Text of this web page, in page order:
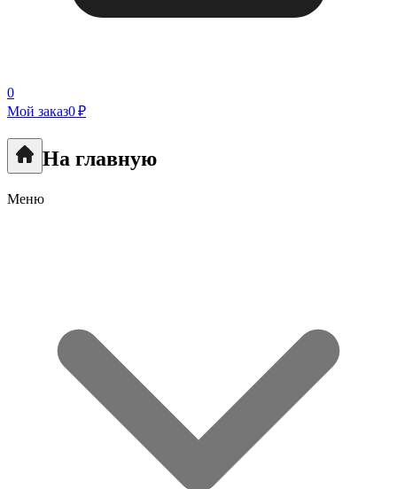
0
Мой заказ0 ₽
На главную
Меню